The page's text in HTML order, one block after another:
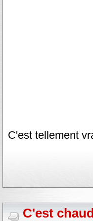
C'est tellement
C'est